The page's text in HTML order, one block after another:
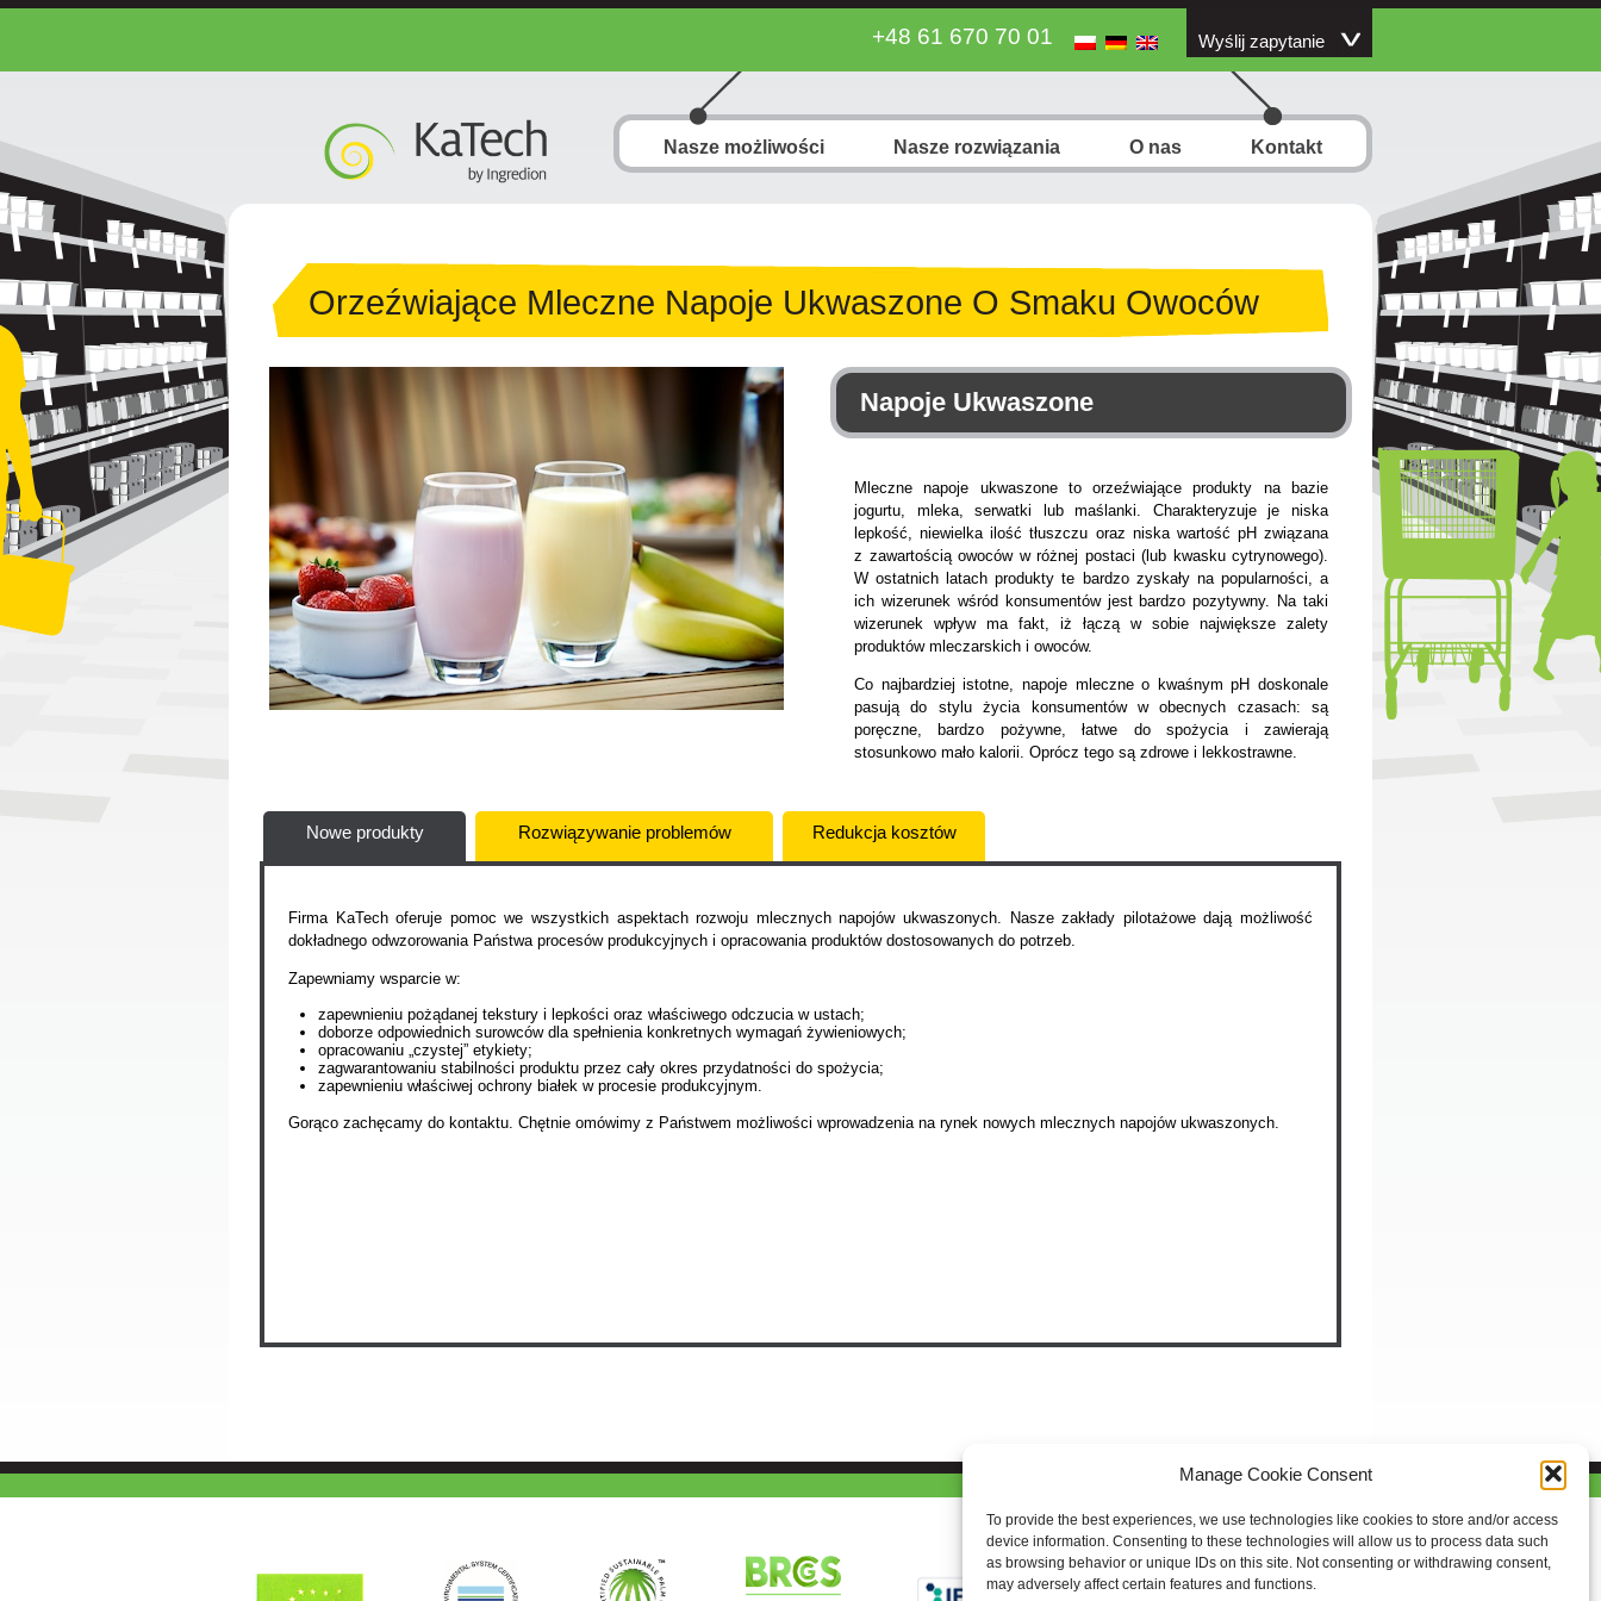
Manage Cookie Consent
To provide the best experiences, we use technologies like cookies to store and/or access
device information. Consenting to these technologies will allow us to process data such
as browsing behavior or unique IDs on this site. Not consenting or withdrawing consent,
may adversely affect certain features and functions.
+48 61 670 70 01 Wyślij zapytanie
Nasze możliwości Nasze rozwiązania O nas Kontakt
Orzeźwiające Mleczne Napoje Ukwaszone O Smaku Owoców
Napoje Ukwaszone
Mleczne napoje ukwaszone to orzeźwiające produkty na bazie
jogurtu, mleka, serwatki lub maślanki. Charakteryzuje je niska
lepkość, niewielka ilość tłuszczu oraz niska wartość pH związana
z zawartością owoców w różnej postaci (lub kwasku cytrynowego).
W ostatnich latach produkty te bardzo zyskały na popularności, a
ich wizerunek wśród konsumentów jest bardzo pozytywny. Na taki
wizerunek wpływ ma fakt, iż łączą w sobie największe zalety
produktów mleczarskich i owoców.
Co najbardziej istotne, napoje mleczne o kwaśnym pH doskonale
pasują do stylu życia konsumentów w obecnych czasach: są
poręczne, bardzo pożywne, łatwe do spożycia i zawierają
stosunkowo mało kalorii. Oprócz tego są zdrowe i lekkostrawne.
Nowe produkty Rozwiązywanie problemów Redukcja kosztów
Firma KaTech oferuje pomoc we wszystkich aspektach rozwoju mlecznych napojów ukwaszonych. Nasze zakłady pilotażowe dają możliwość
dokładnego odwzorowania Państwa procesów produkcyjnych i opracowania produktów dostosowanych do potrzeb.
Zapewniamy wsparcie w:
zapewnieniu pożądanej tekstury i lepkości oraz właściwego odczucia w ustach;
doborze odpowiednich surowców dla spełnienia konkretnych wymagań żywieniowych;
opracowaniu „czystej” etykiety;
zagwarantowaniu stabilności produktu przez cały okres przydatności do spożycia;
zapewnieniu właściwej ochrony białek w procesie produkcyjnym.
Gorąco zachęcamy do kontaktu. Chętnie omówimy z Państwem możliwości wprowadzenia na rynek nowych mlecznych napojów ukwaszonych.